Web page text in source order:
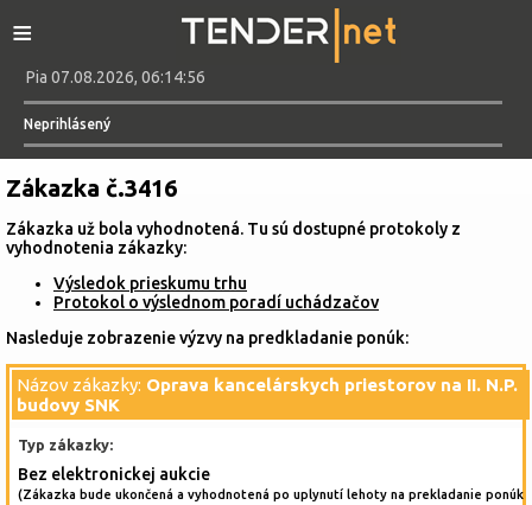
≡
Pia 07.08.2026, 06:14:56
Neprihlásený
Zákazka č.3416
Zákazka už bola vyhodnotená. Tu sú dostupné protokoly z
vyhodnotenia zákazky:
Výsledok prieskumu trhu
Protokol o výslednom poradí uchádzačov
Nasleduje zobrazenie výzvy na predkladanie ponúk:
Názov zákazky: Oprava kancelárskych priestorov na II. N.P.
budovy SNK
Typ zákazky:
Bez elektronickej aukcie
(Zákazka bude ukončená a vyhodnotená po uplynutí lehoty na prekladanie ponúk